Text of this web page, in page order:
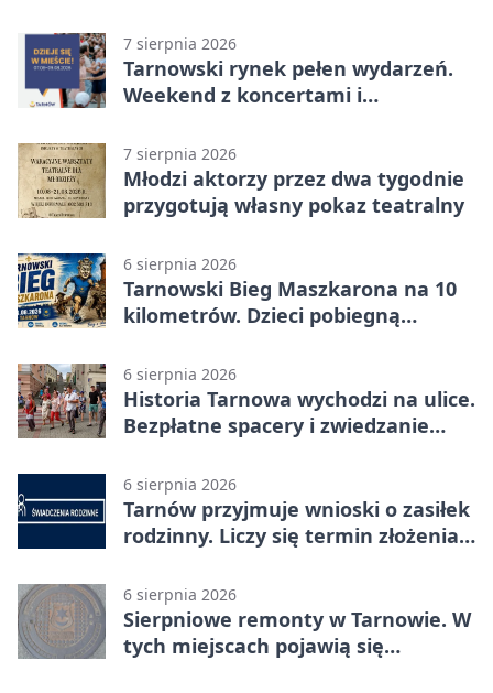
7 sierpnia 2026
Tarnowski rynek pełen wydarzeń.
Weekend z koncertami i
7 sierpnia 2026
Młodzi aktorzy przez dwa tygodnie
przygotują własny pokaz teatralny
6 sierpnia 2026
Tarnowski Bieg Maszkarona na 10
kilometrów. Dzieci pobiegną
6 sierpnia 2026
Historia Tarnowa wychodzi na ulice.
Bezpłatne spacery i zwiedzanie
6 sierpnia 2026
Tarnów przyjmuje wnioski o zasiłek
rodzinny. Liczy się termin złożenia
6 sierpnia 2026
Sierpniowe remonty w Tarnowie. W
tych miejscach pojawią się